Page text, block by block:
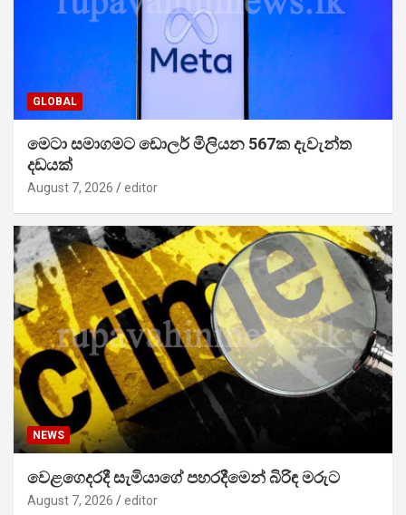
GLOBAL
මෙටා සමාගමට ඩොලර් මිලියන 567ක දැවැන්ත
දඩයක්
August 7, 2026 editor
NEWS
වෙළගෙදරදී සැමියාගේ පහරදීමෙන් බිරිඳ මරුට
August 7, 2026 editor